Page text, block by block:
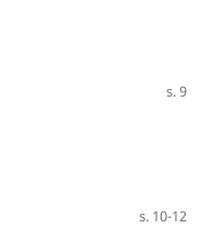
s. 9
s. 10-12